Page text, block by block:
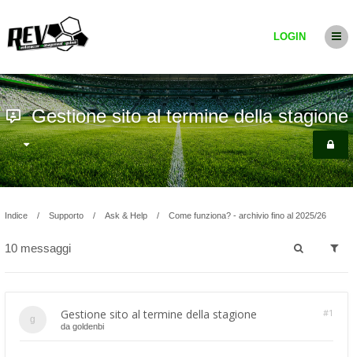
LOGIN
Gestione sito al termine della stagione
Indice Supporto Ask & Help Come funziona? - archivio fino al 2025/26
10 messaggi
Gestione sito al termine della stagione #1
da goldenbi